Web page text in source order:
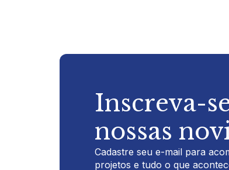
Inscreva-
nossas
Cadastre seu e-mail para
projetos e tudo o que